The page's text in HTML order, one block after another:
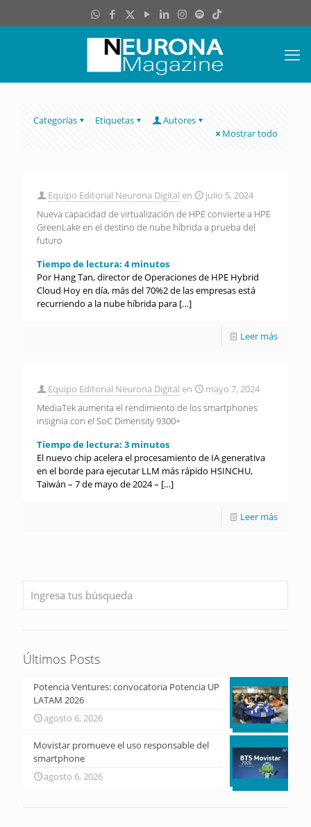
Categorías Etiquetas
Autores
Mostrar todo
Equipo Editorial Neurona Digital en
julio 5, 2024
Nueva capacidad de virtualización de HPE convierte a HPE
GreenLake en el destino de nube híbrida a prueba del
futuro
Tiempo de lectura: 4 minutos
Por Hang Tan, director de Operaciones de HPE Hybrid
Cloud Hoy en día, más del 70%2 de las empresas está
recurriendo a la nube híbrida para […]
Leer más
Equipo Editorial Neurona Digital en
mayo 7, 2024
MediaTek aumenta el rendimiento de los smartphones
insignia con el SoC Dimensity 9300+
Tiempo de lectura: 3 minutos
El nuevo chip acelera el procesamiento de IA generativa
en el borde para ejecutar LLM más rápido HSINCHU,
Taiwán – 7 de mayo de 2024 – […]
Leer más
Últimos Posts
Potencia Ventures: convocatoria Potencia UP
LATAM 2026
agosto 6, 2026
Movistar promueve el uso responsable del
smartphone
agosto 6, 2026